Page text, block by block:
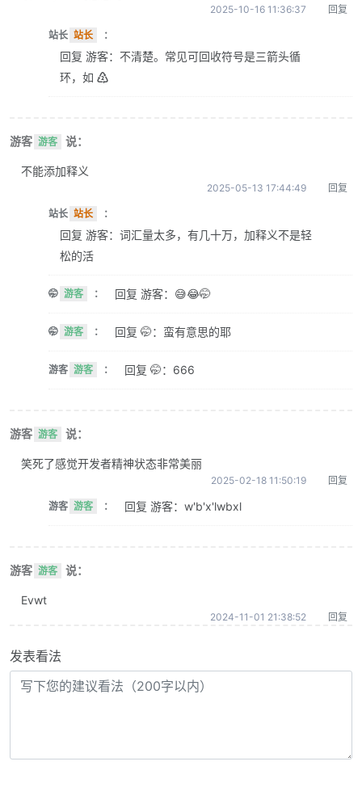
2025-10-16 11:36:37 回复
站长 站长 ：
回复 游客：不清楚。常见可回收符号是三箭头循
环，如 ♴
游客 游客 说：
不能添加释义
2025-05-13 17:44:49 回复
站长 站长 ：
回复 游客：词汇量太多，有几十万，加释义不是轻
松的活
🤭 游客 ： 回复 游客：😅😂🤭
🤭 游客 ： 回复 🤭：蛮有意思的耶
游客 游客 ： 回复 🤭：666
游客 游客 说：
笑死了感觉开发者精神状态非常美丽
2025-02-18 11:50:19 回复
游客 游客 ： 回复 游客：w'b'x'lwbxl
游客 游客 说：
Evwt
2024-11-01 21:38:52 回复
发表看法